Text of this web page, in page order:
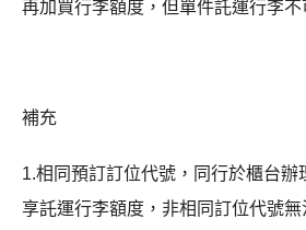
再加買行李額度，但單件託運行李不
補充
1.相同預訂訂位代號，同行於櫃台辦
享託運行李額度，非相同訂位代號無